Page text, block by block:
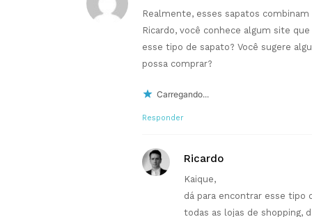
Realmente, esses sapatos
Ricardo, você conhece algum site
esse tipo de sapato? Você sugere
possa comprar?
Carregando...
Responder
Ricardo
Kaique,
dá para encontrar esse tipo
todas as lojas de shopping,